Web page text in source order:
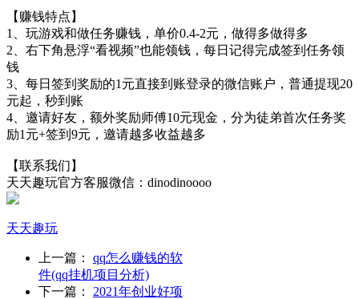
【赚钱特点】
1、玩游戏和做任务赚钱，单价0.4-2元，做得多做得多
2、右下角悬浮“看视频”也能领钱，每日记得完成签到任务领
钱
3、每日签到奖励的1元直接到账登录的微信账户，普通提现20
元起，秒到账
4、邀请好友，额外奖励师傅10元现金，分为徒弟首次任务奖
励1元+签到9元，邀请越多收益越多
【联系我们】
天天趣玩官方客服微信：dinodinoooo
天天趣玩
上一篇：
qq怎么赚钱的软
件(qq挂机项目分析)
下一篇：
2021年创业好项